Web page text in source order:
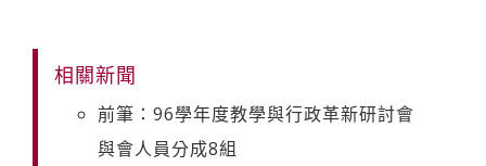
相關新聞
前筆：96學年度教學與行政革新研討會
與會人員分成8組